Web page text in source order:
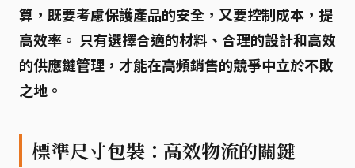
算，既要考慮保護產品的安全，又要控制成本，提
高效率。 只有選擇合適的材料、合理的設計和高效
的供應鏈管理，才能在高頻銷售的競爭中立於不敗
之地。
標準尺寸包裝：高效物流的關鍵